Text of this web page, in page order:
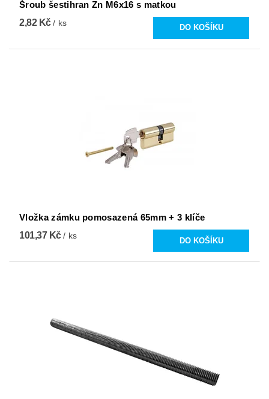
Šroub šestihran Zn M6x16 s matkou
2,82 Kč/ ks
Vložka zámku pomosazená 65mm + 3 klíče
101,37 Kč/ ks